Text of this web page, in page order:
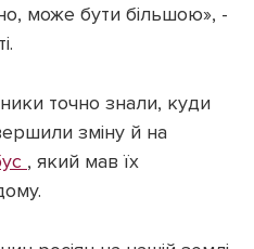
може бути більшою», -
точно знали, куди
зміну й на
, який мав їх